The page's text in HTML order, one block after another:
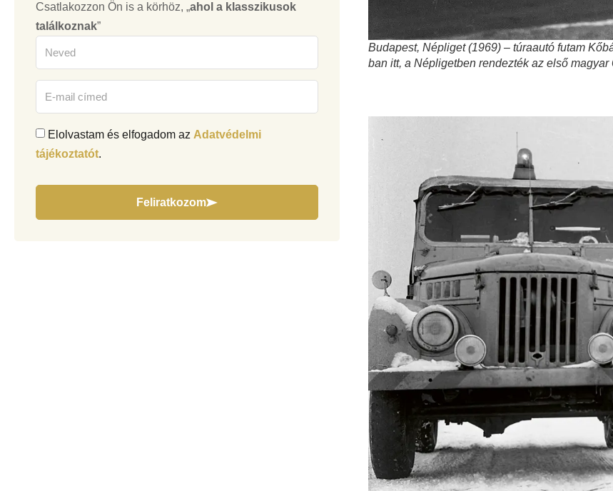
Csatlakozzon Ön is a körhöz, „ahol a klasszikusok
találkoznak”
Elolvastam és elfogadom az Adatvédelmi
tájékoztatót.
Feliratkozom
Budapest, Népliget (1969) – túraautó futam
ban itt, a Népligetben rendezték az első